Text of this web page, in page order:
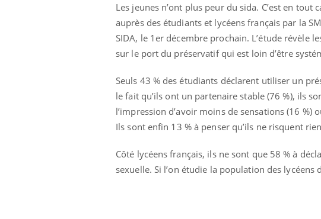
Les jeunes n’ont plus peur du sida. C’est en
auprès des étudiants et lycéens français par la
SIDA, le 1er décembre prochain. L’étude révèle
sur le port du préservatif qui est loin d’être
Seuls 43 % des étudiants déclarent utiliser un
le fait qu’ils ont un partenaire stable (76 %), ils
l’impression d’avoir moins de sensations (16
Ils sont enfin 13 % à penser qu’ils ne risquent
Côté lycéens français, ils ne sont que 58 % à
sexuelle. Si l’on étudie la population des lycéens
Eczéma Chronique des Mains :
expliquer ma maladieYoutube
Il y a des sujets qui sont faciles à aborder...
questions sur la maladie d'un proche c'est
Youtube
Carence en
prévenir
Fatigue,
même alopécie…
...